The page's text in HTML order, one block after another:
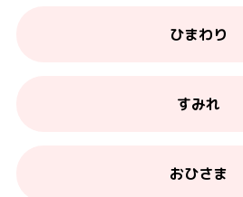
ひまわり
すみれ
おひさま